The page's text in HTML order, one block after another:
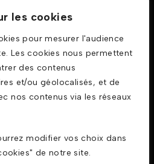
les cookies
pour mesurer l'audience
Les cookies nous permettent
des contenus
et/ou géolocalisés, et de
nos contenus via les réseaux
modifier vos choix dans
de notre site.